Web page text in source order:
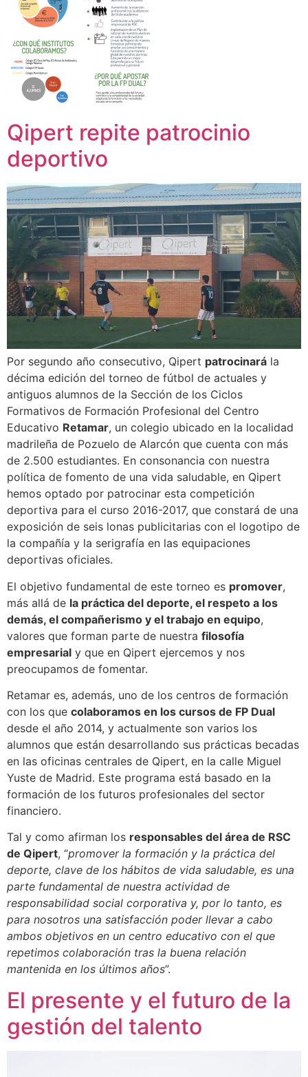
Qipert repite patrocinio
deportivo
Por segundo año consecutivo, Qipert patrocinará la
décima edición del torneo de fútbol de actuales y
antiguos alumnos de la Sección de los Ciclos
Formativos de Formación Profesional del Centro
Educativo Retamar, un colegio ubicado en la localidad
madrileña de Pozuelo de Alarcón que cuenta con más
de 2.500 estudiantes. En consonancia con nuestra
política de fomento de una vida saludable, en Qipert
hemos optado por patrocinar esta competición
deportiva para el curso 2016-2017, que constará de una
exposición de seis lonas publicitarias con el logotipo de
la compañía y la serigrafía en las equipaciones
deportivas oficiales.
El objetivo fundamental de este torneo es promover,
más allá de la práctica del deporte, el respeto a los
demás, el compañerismo y el trabajo en equipo,
valores que forman parte de nuestra filosofía
empresarial y que en Qipert ejercemos y nos
preocupamos de fomentar.
Retamar es, además, uno de los centros de formación
con los que colaboramos en los cursos de FP Dual
desde el año 2014, y actualmente son varios los
alumnos que están desarrollando sus prácticas becadas
en las oficinas centrales de Qipert, en la calle Miguel
Yuste de Madrid. Este programa está basado en la
formación de los futuros profesionales del sector
financiero.
Tal y como afirman los responsables del área de RSC
de Qipert, “promover la formación y la práctica del
deporte, clave de los hábitos de vida saludable, es una
parte fundamental de nuestra actividad de
responsabilidad social corporativa y, por lo tanto, es
para nosotros una satisfacción poder llevar a cabo
ambos objetivos en un centro educativo con el que
repetimos colaboración tras la buena relación
mantenida en los últimos años”.
El presente y el futuro de la
gestión del talento